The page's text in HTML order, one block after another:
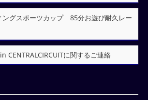
グスポーツカップ 85分お遊び耐久レー
CENTRALCIRCUITに関するご連絡